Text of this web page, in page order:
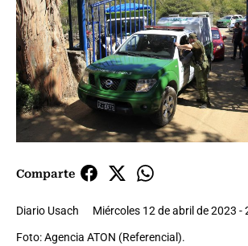
Comparte
Diario Usach
Miércoles 12 de abril de 2023 -
Foto: Agencia ATON (Referencial).